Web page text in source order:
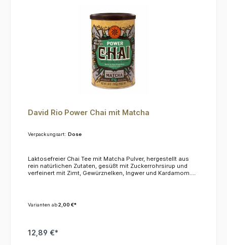
David Rio Power Chai mit Matcha
Verpackungsart: Dose
Laktosefreier Chai Tee mit Matcha Pulver, hergestellt aus
rein natürlichen Zutaten, gesüßt mit Zuckerrohrsirup und
verfeinert mit Zimt, Gewürznelken, Ingwer und Kardamom.
Varianten ab2,00 €*
12,89 €*